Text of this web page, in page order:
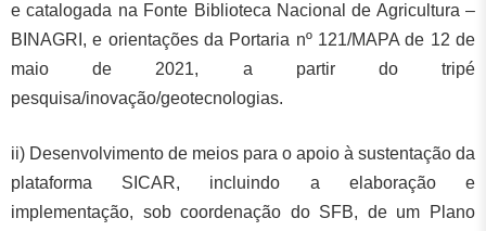
e catalogada na Fonte Biblioteca Nacional de Agricultura –
BINAGRI, e orientações da Portaria nº 121/MAPA de 12 de
maio de 2021, a partir do tripé
pesquisa/inovação/geotecnologias.
ii) Desenvolvimento de meios para o apoio à sustentação da
plataforma SICAR, incluindo a elaboração e
implementação, sob coordenação do SFB, de um Plano